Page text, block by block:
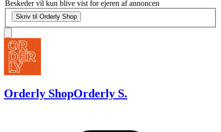
Beskeder vil kun blive vist for ejeren af annoncen
Skriv til Orderly Shop
Orderly ShopOrderly S.